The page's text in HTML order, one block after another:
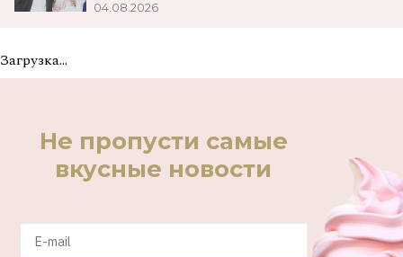
04.08.2026
Загрузка...
Не пропусти самые
вкусные новости